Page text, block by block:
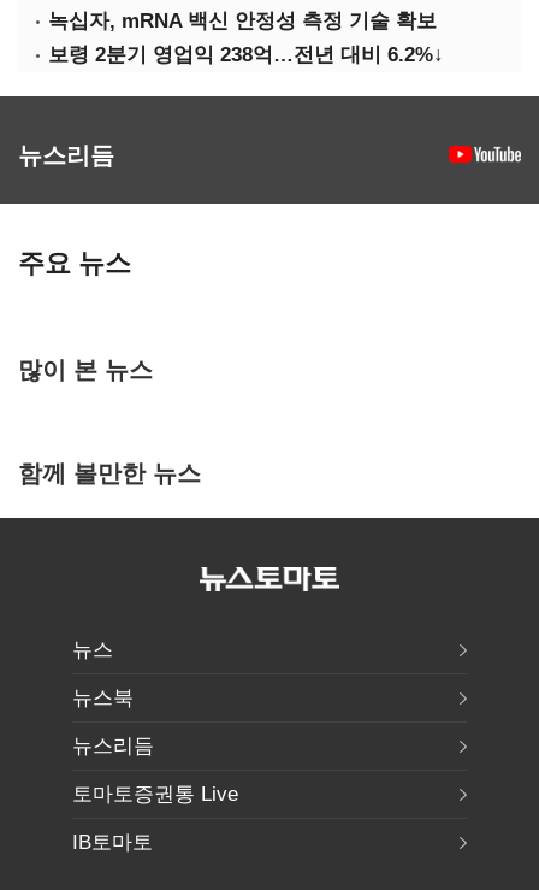
녹십자, mRNA 백신 안정성 측정 기술 확보
보령 2분기 영업익 238억…전년 대비 6.2%↓
뉴스리듬
주요 뉴스
많이 본 뉴스
함께 볼만한 뉴스
뉴스
뉴스북
뉴스리듬
토마토증권통 Live
IB토마토